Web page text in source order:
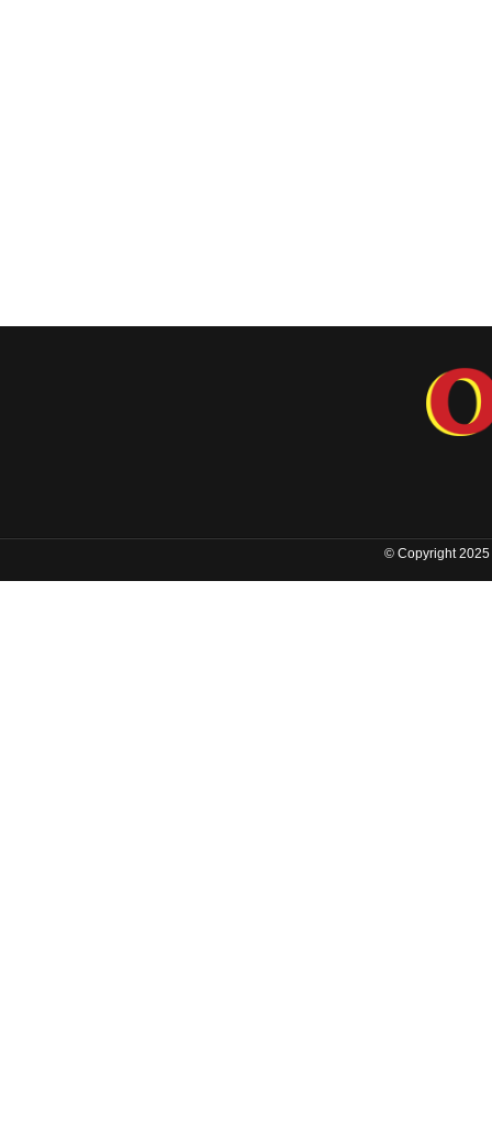
© Copyright